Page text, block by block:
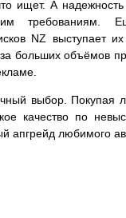
ищет. А надежность
требованиям.
NZ выступает
больших объёмов
выбор. Покупая
качество по
апгрейд любимого